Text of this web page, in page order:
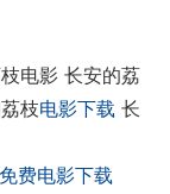
电影 长安的荔
枝电影下载 长
免费电影下载